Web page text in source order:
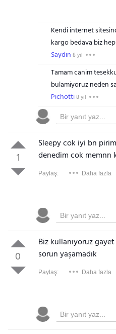
Kendi internet
kargo bedava biz
Saydın 8 yıl
Tamam canim
bulamiyoruz neden
Pichotti8 yıl
1
Sleepy cok iyi bn
denedim cok memnn
Paylaş: Daha fazla
0
Biz kullanıyoruz
sorun yaşamadık
Paylaş: Daha fazla